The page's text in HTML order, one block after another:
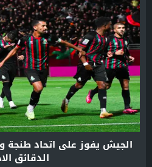
الجيش يفوز على اتحاد
الدقائق